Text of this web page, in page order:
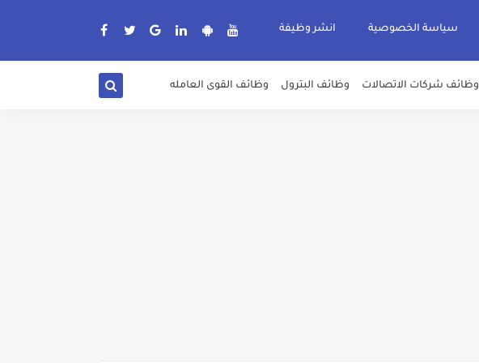
سياسة الخصوصية انشر وظيفة
وظائف شركات الاتصالات وظائف البترول وظائف القوى العامله